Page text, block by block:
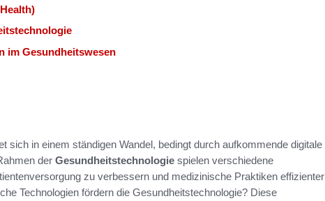
im Gesundheitswesen
sich in einem ständigen Wandel, bedingt durch aufkommende digitale
der Gesundheitstechnologie spielen verschiedene
zu verbessern und medizinische Praktiken effizienter
Technologien fördern die Gesundheitstechnologie? Diese